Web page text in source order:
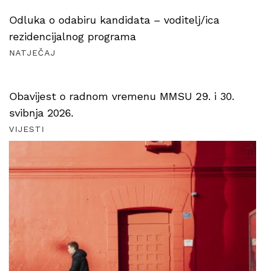
Odluka o odabiru kandidata – voditelj/ica
rezidencijalnog programa
NATJEČAJ
Obavijest o radnom vremenu MMSU 29. i 30.
svibnja 2026.
VIJESTI